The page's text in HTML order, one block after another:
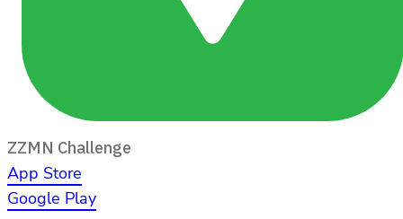
ZZMN Challenge
App Store
Google Play